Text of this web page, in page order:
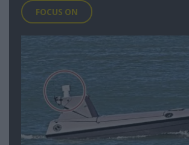
FOCUS ON